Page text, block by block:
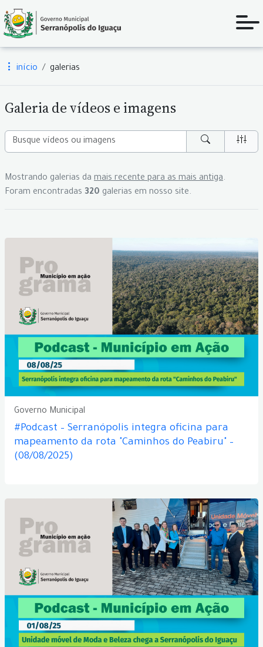
início galerias
Galeria de vídeos e imagens
Mostrando galerias da mais recente para as mais antiga.
Foram encontradas 320 galerias em nosso site.
Governo Municipal
#Podcast – Serranópolis integra oficina para
mapeamento da rota "Caminhos do Peabiru" –
(08/08/2025)